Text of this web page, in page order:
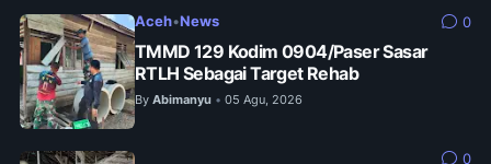
Aceh•News 0
TMMD 129 Kodim 0904/Paser Sasar
RTLH Sebagai Target Rehab
By Abimanyu • 05 Agu, 2026
0